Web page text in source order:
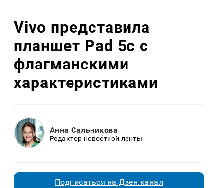
Vivo представила
планшет Pad 5c с
флагманскими
характеристиками
Анна Сальникова
Редактор новостной ленты
Подписаться на Дзен.канал